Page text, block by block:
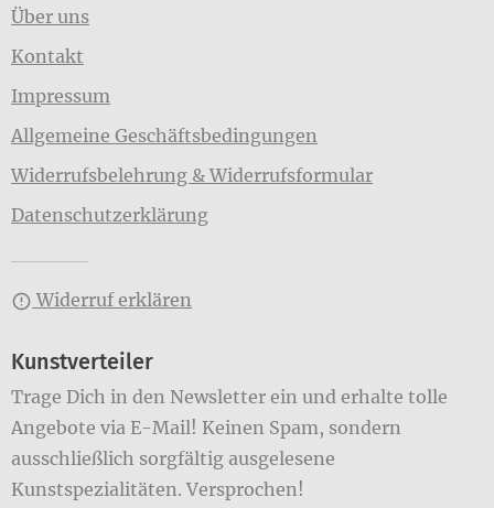
Über uns
Kontakt
Impressum
Allgemeine Geschäftsbedingungen
Widerrufsbelehrung & Widerrufsformular
Datenschutzerklärung
Widerruf erklären
Kunstverteiler
Trage Dich in den Newsletter ein und erhalte tolle
Angebote via E-Mail! Keinen Spam, sondern
ausschließlich sorgfältig ausgelesene
Kunstspezialitäten. Versprochen!